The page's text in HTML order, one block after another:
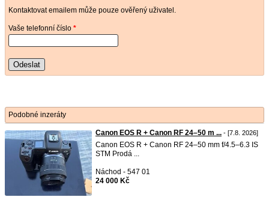
Kontaktovat emailem může pouze ověřený uživatel.
Vaše telefonní číslo *
Odeslat
Podobné inzeráty
Canon EOS R + Canon RF 24–50 m ... - [7.8. 2026]
Canon EOS R + Canon RF 24–50 mm f/4.5–6.3 IS
STM Prodá ...
Náchod - 547 01
24 000 Kč